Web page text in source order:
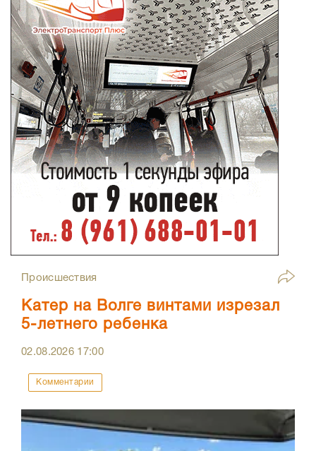
Происшествия
Катер на Волге винтами изрезал
5-летнего ребенка
02.08.2026 17:00
Комментарии